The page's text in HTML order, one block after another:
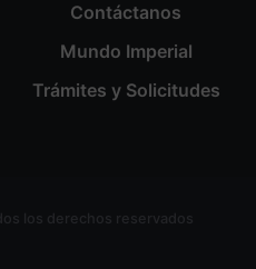
Contáctanos
Mundo Imperial
Trámites y Solicitudes
los derechos reservados